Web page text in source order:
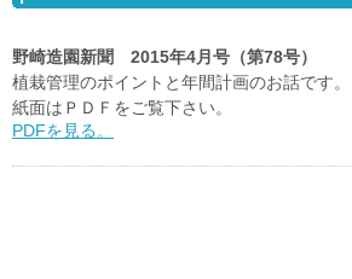
野崎造園新聞 2015年4月号（第78号）
植栽管理のポイントと年間計画のお話です。
紙面はＰＤＦをご覧下さい。
PDFを見る。